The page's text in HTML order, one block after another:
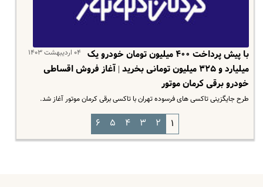
۰۴ اردیبهشت ۱۴۰۳
با پیش پرداخت ۴۰۰ میلیون تومان خودرو یک‌
میلیارد و ۳۲۵ میلیون تومانی بخرید | آغاز فروش اقساطی
خودرو برقی کرمان موتور
طرح جایگزینی تاکسی های فرسوده تهران با تاکسی برقی کرمان موتور آغاز شد.
۱ ۲ ۳ ۴ ۵ ۶